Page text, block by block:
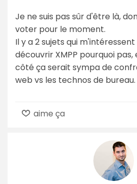
Je ne suis pas sûr d'être là,
voter pour le moment.
Il y a 2 sujets qui
découvrir XMPP pourquoi
côté ça serait sympa de
web vs les technos de bureau.
aime ça